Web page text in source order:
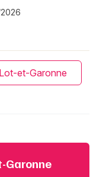
et-Garonne
Garonne